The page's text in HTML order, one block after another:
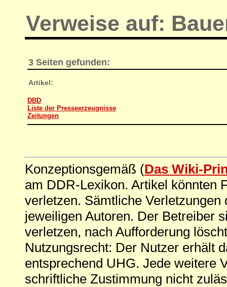
Verweise auf:
3 Seiten gefunden:
Artikel:
DBD
Liste der Presseerzeugnisse
Zeitungen
Konzeptionsgemäß (Das Wiki-
am DDR-Lexikon. Artikel könnten
verletzen. Sämtliche
jeweiligen Autoren. Der Betreiber
verletzen, nach Aufforderung
Nutzungsrecht: Der Nutzer erhält
entsprechend UHG. Jede weitere
schriftliche Zustimmung nicht